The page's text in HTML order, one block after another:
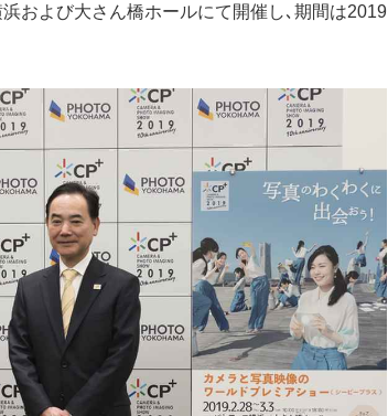
および大さん橋ホールにて開催し､期間は2019